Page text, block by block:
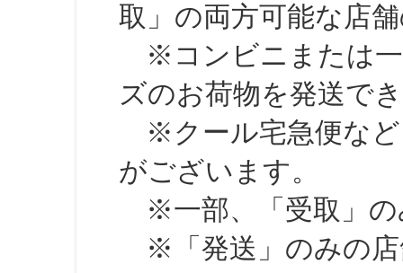
取」の両方可能な店
※コンビニまたは一
ズのお荷物を発送で
※クール宅急便など
がございます。
※一部、「受取」の
※「発送」のみの店